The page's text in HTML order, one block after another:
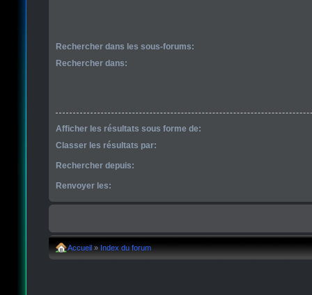
Rechercher dans les sous-forums:
Rechercher dans:
Afficher les résultats sous forme de:
Classer les résultats par:
Rechercher depuis:
Renvoyer les:
Accueil » Index du forum